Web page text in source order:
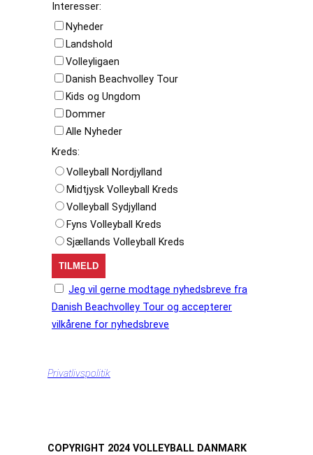
Interesser:
Nyheder
Landshold
Volleyligaen
Danish Beachvolley Tour
Kids og Ungdom
Dommer
Alle Nyheder
Kreds:
Volleyball Nordjylland
Midtjysk Volleyball Kreds
Volleyball Sydjylland
Fyns Volleyball Kreds
Sjællands Volleyball Kreds
Jeg vil gerne modtage nyhedsbreve fra
Danish Beachvolley Tour og accepterer
vilkårene for nyhedsbreve
Privatlivspolitik
COPYRIGHT 2024 VOLLEYBALL DANMARK